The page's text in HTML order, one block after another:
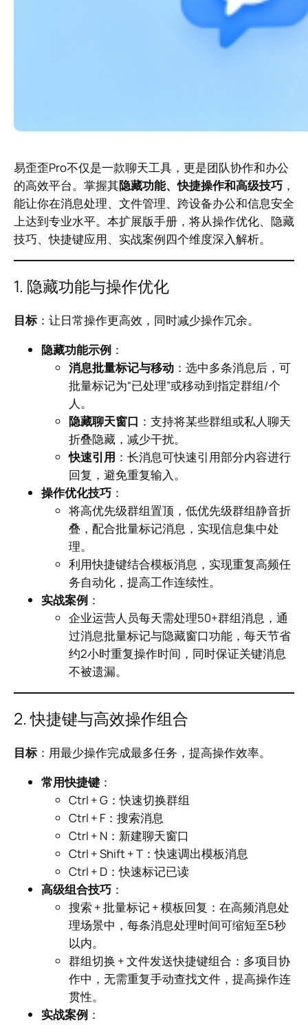
易歪歪Pro不仅是一款聊天工具，更是团队协作和办公
的高效平台。掌握其隐藏功能、快捷操作和高级技巧 ，
能让你在消息处理、文件管理、跨设备办公和信息安全
上达到专业水平。本扩展版手册，将从操作优化、隐藏
技巧、快捷键应用、实战案例四个维度深入解析。
1. 隐藏功能与操作优化
目标：让日常操作更高效，同时减少操作冗余。
隐藏功能示例 ：
消息批量标记与移动 ：选中多条消息后，可
批量标记为“已处理”或移动到指定群组/个
人。
隐藏聊天窗口 ：支持将某些群组或私人聊天
折叠隐藏，减少干扰。
快速引用 ：长消息可快速引用部分内容进行
回复，避免重复输入。
操作优化技巧 ：
将高优先级群组置顶，低优先级群组静音折
叠，配合批量标记消息，实现信息集中处
理。
利用快捷键结合模板消息，实现重复高频任
务自动化，提高工作连续性。
实战案例 ：
企业运营人员每天需处理50+群组消息，通
过消息批量标记与隐藏窗口功能，每天节省
约2小时重复操作时间，同时保证关键消息
不被遗漏。
2. 快捷键与高效操作组合
目标：用最少操作完成最多任务，提高操作效率。
常用快捷键 ：
Ctrl + G：快速切换群组
Ctrl + F：搜索消息
Ctrl + N：新建聊天窗口
Ctrl + Shift + T：快速调出模板消息
Ctrl + D：快速标记已读
高级组合技巧 ：
搜索 + 批量标记 + 模板回复：在高频消息处
理场景中，每条消息处理时间可缩短至5秒
以内。
群组切换 + 文件发送快捷键组合：多项目协
作中，无需重复手动查找文件，提高操作连
贯性。
实战案例 ：